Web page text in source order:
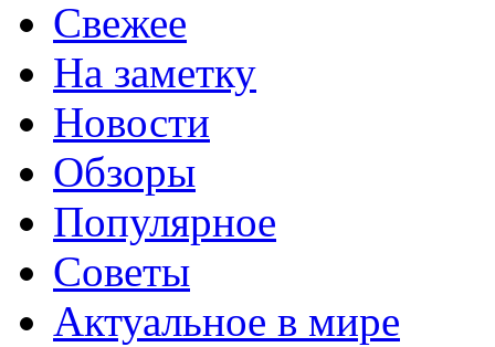
Свежее
На заметку
Новости
Обзоры
Популярное
Советы
Актуальное в мире